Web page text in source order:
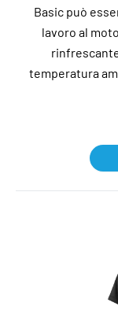
Basic può
lavoro al
temperatura